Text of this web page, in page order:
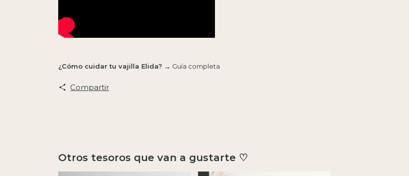
¿Cómo cuidar tu vajilla Elida? → Guía completa
Compartir
Otros tesoros que van a gustarte ♡